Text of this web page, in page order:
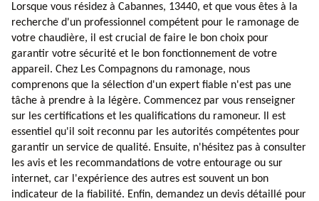
Lorsque vous résidez à Cabannes, 13440, et que vous êtes à la
recherche d'un professionnel compétent pour le ramonage de
votre chaudière, il est crucial de faire le bon choix pour
garantir votre sécurité et le bon fonctionnement de votre
appareil. Chez Les Compagnons du ramonage, nous
comprenons que la sélection d'un expert fiable n'est pas une
tâche à prendre à la légère. Commencez par vous renseigner
sur les certifications et les qualifications du ramoneur. Il est
essentiel qu'il soit reconnu par les autorités compétentes pour
garantir un service de qualité. Ensuite, n'hésitez pas à consulter
les avis et les recommandations de votre entourage ou sur
internet, car l'expérience des autres est souvent un bon
indicateur de la fiabilité. Enfin, demandez un devis détaillé pour